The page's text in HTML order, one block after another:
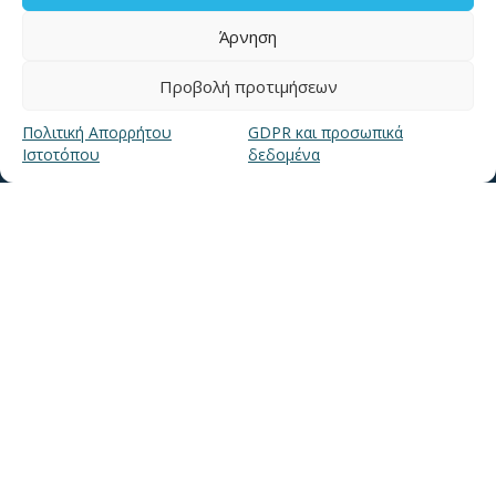
Άρνηση
Προβολή προτιμήσεων
Πολιτική Απορρήτου
Ιστοτόπου
GDPR και προσωπικά
δεδομένα
για βλάβες καλέστε
Επικοινωνία Συνεργατών και Τρίτων Φορέων